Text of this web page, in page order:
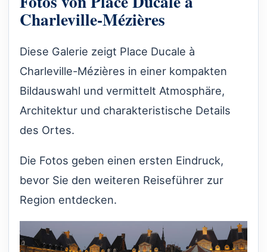
Charleville-Mézières
Diese Galerie zeigt Place Ducale à
Charleville-Mézières in einer kompakten
Bildauswahl und vermittelt Atmosphäre,
Architektur und charakteristische Details
des Ortes.
Die Fotos geben einen ersten Eindruck,
bevor Sie den weiteren Reiseführer zur
Region entdecken.